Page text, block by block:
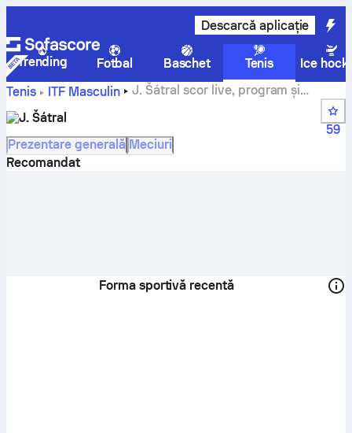
Descarcă aplicație
Trending Fotbal Baschet Tenis
Ice
Tenis
ITF Masculin
J. Šátral scor live, program și
rezultate
J. Šátral
59
Prezentare generală Meciuri
Recomandat
Forma sportivă recentă